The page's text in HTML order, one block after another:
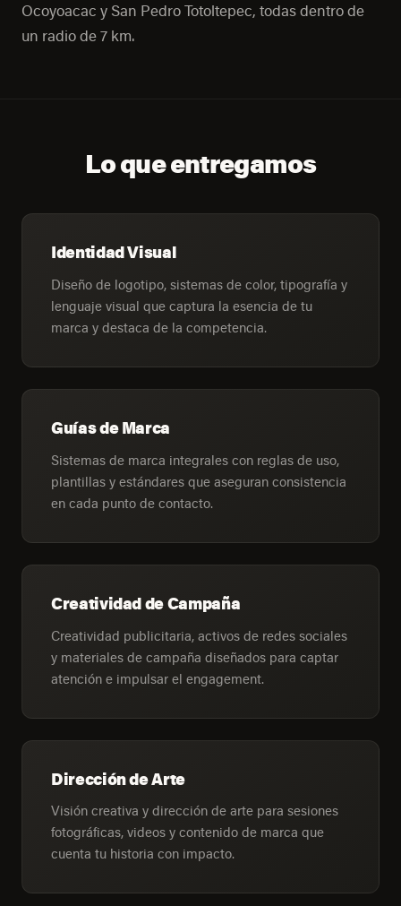
Ocoyoacac y San Pedro Totoltepec, todas dentro de
un radio de 7 km.
Lo que entregamos
Identidad Visual
Diseño de logotipo, sistemas de color, tipografía y
lenguaje visual que captura la esencia de tu
marca y destaca de la competencia.
Guías de Marca
Sistemas de marca integrales con reglas de uso,
plantillas y estándares que aseguran consistencia
en cada punto de contacto.
Creatividad de Campaña
Creatividad publicitaria, activos de redes sociales
y materiales de campaña diseñados para captar
atención e impulsar el engagement.
Dirección de Arte
Visión creativa y dirección de arte para sesiones
fotográficas, videos y contenido de marca que
cuenta tu historia con impacto.